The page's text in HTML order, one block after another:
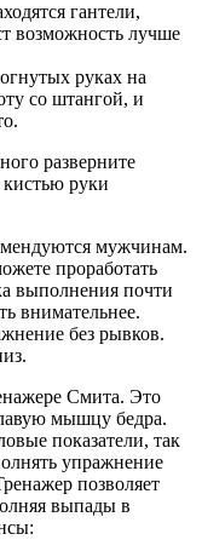
гантели,
возможность лучше
руках на
со штангой, и
разверните
кистью руки
мужчинам.
проработать
выполнения почти
внимательнее.
без рывков.
Смита. Это
мышцу бедра.
показатели, так
упражнение
позволяет
выпады в